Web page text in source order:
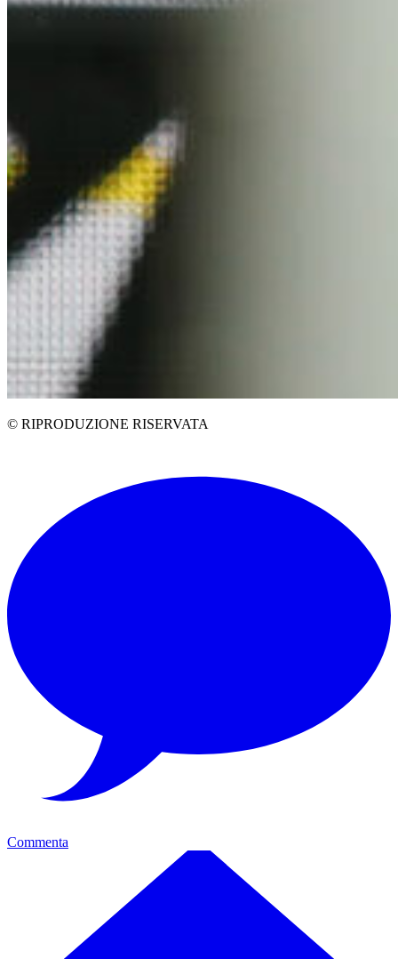
© RIPRODUZIONE RISERVATA
Commenta